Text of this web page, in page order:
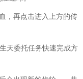
，再点击进入上方的传